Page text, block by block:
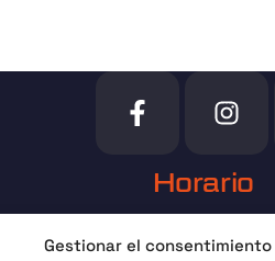
Gestionar el consentimiento
Horario
Bajo cita previa